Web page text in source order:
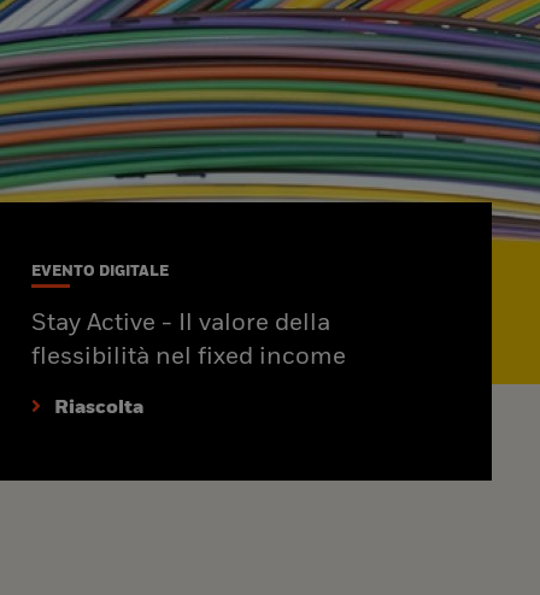
EVENTO DIGITALE
Stay Active - Il valore della
flessibilità nel fixed income
Riascolta